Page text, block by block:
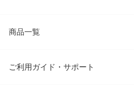
商品一覧
ご利用ガイド・サポート